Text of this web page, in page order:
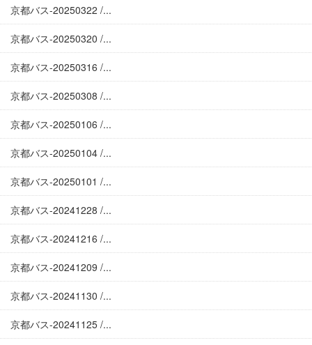
京都バス-20250322 /...
京都バス-20250320 /...
京都バス-20250316 /...
京都バス-20250308 /...
京都バス-20250106 /...
京都バス-20250104 /...
京都バス-20250101 /...
京都バス-20241228 /...
京都バス-20241216 /...
京都バス-20241209 /...
京都バス-20241130 /...
京都バス-20241125 /...